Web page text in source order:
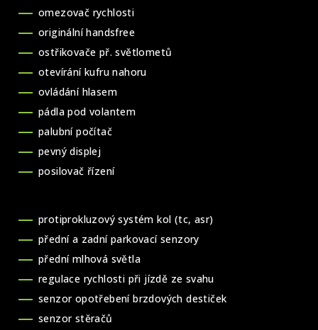
omezovač rychlosti
originální handsfree
ostřikovače př. světlometů
otevírání kufru nahoru
ovládání hlasem
pádla pod volantem
palubní počítač
pevný displej
posilovač řízení
protiprokluzový systém kol (tc, asr)
přední a zadní parkovací senzory
přední mlhová světla
regulace rychlosti při jízdě ze svahu
senzor opotřebení brzdových destiček
senzor stěračů